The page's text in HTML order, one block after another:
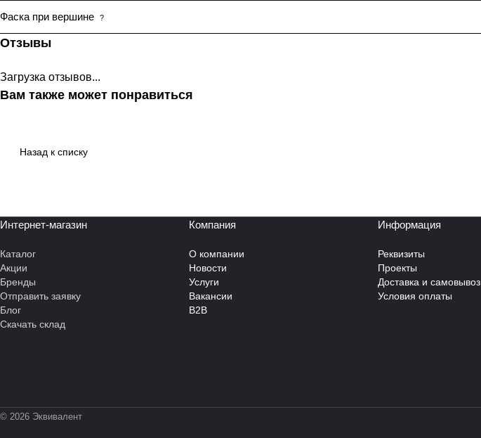
Фаска при вершине ?
Отзывы
Загрузка отзывов...
Вам также может понравиться
Назад к списку
Интернет-магазин
Каталог
Акции
Бренды
Отправить заявку
Блог
Скачать склад
Компания
О компании
Новости
Услуги
Вакансии
B2B
Информация
Реквизиты
Проекты
Доставка и самовывоз
Условия оплаты
© 2026 Эквивалент